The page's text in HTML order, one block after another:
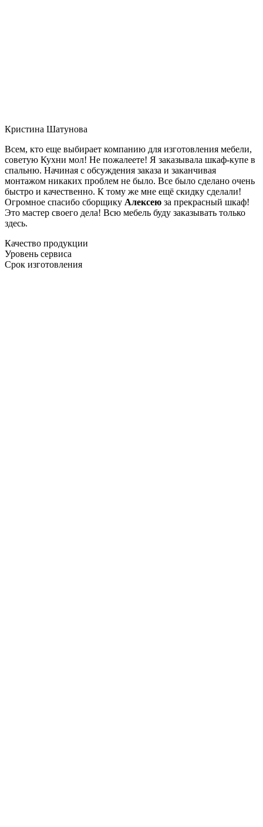
Кристина Шатунова
Всем, кто еще выбирает компанию для изготовления мебели,
советую Кухни мол! Не пожалеете! Я заказывала шкаф-купе в
спальню. Начиная с обсуждения заказа и заканчивая
монтажом никаких проблем не было. Все было сделано очень
быстро и качественно. К тому же мне ещё скидку сделали!
Огромное спасибо сборщику Алексею за прекрасный шкаф!
Это мастер своего дела! Всю мебель буду заказывать только
здесь.
Качество продукции
Уровень сервиса
Срок изготовления